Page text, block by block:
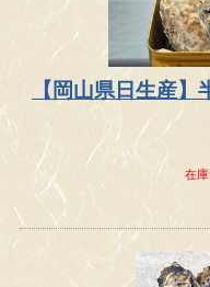
【岡山県日生産
在庫